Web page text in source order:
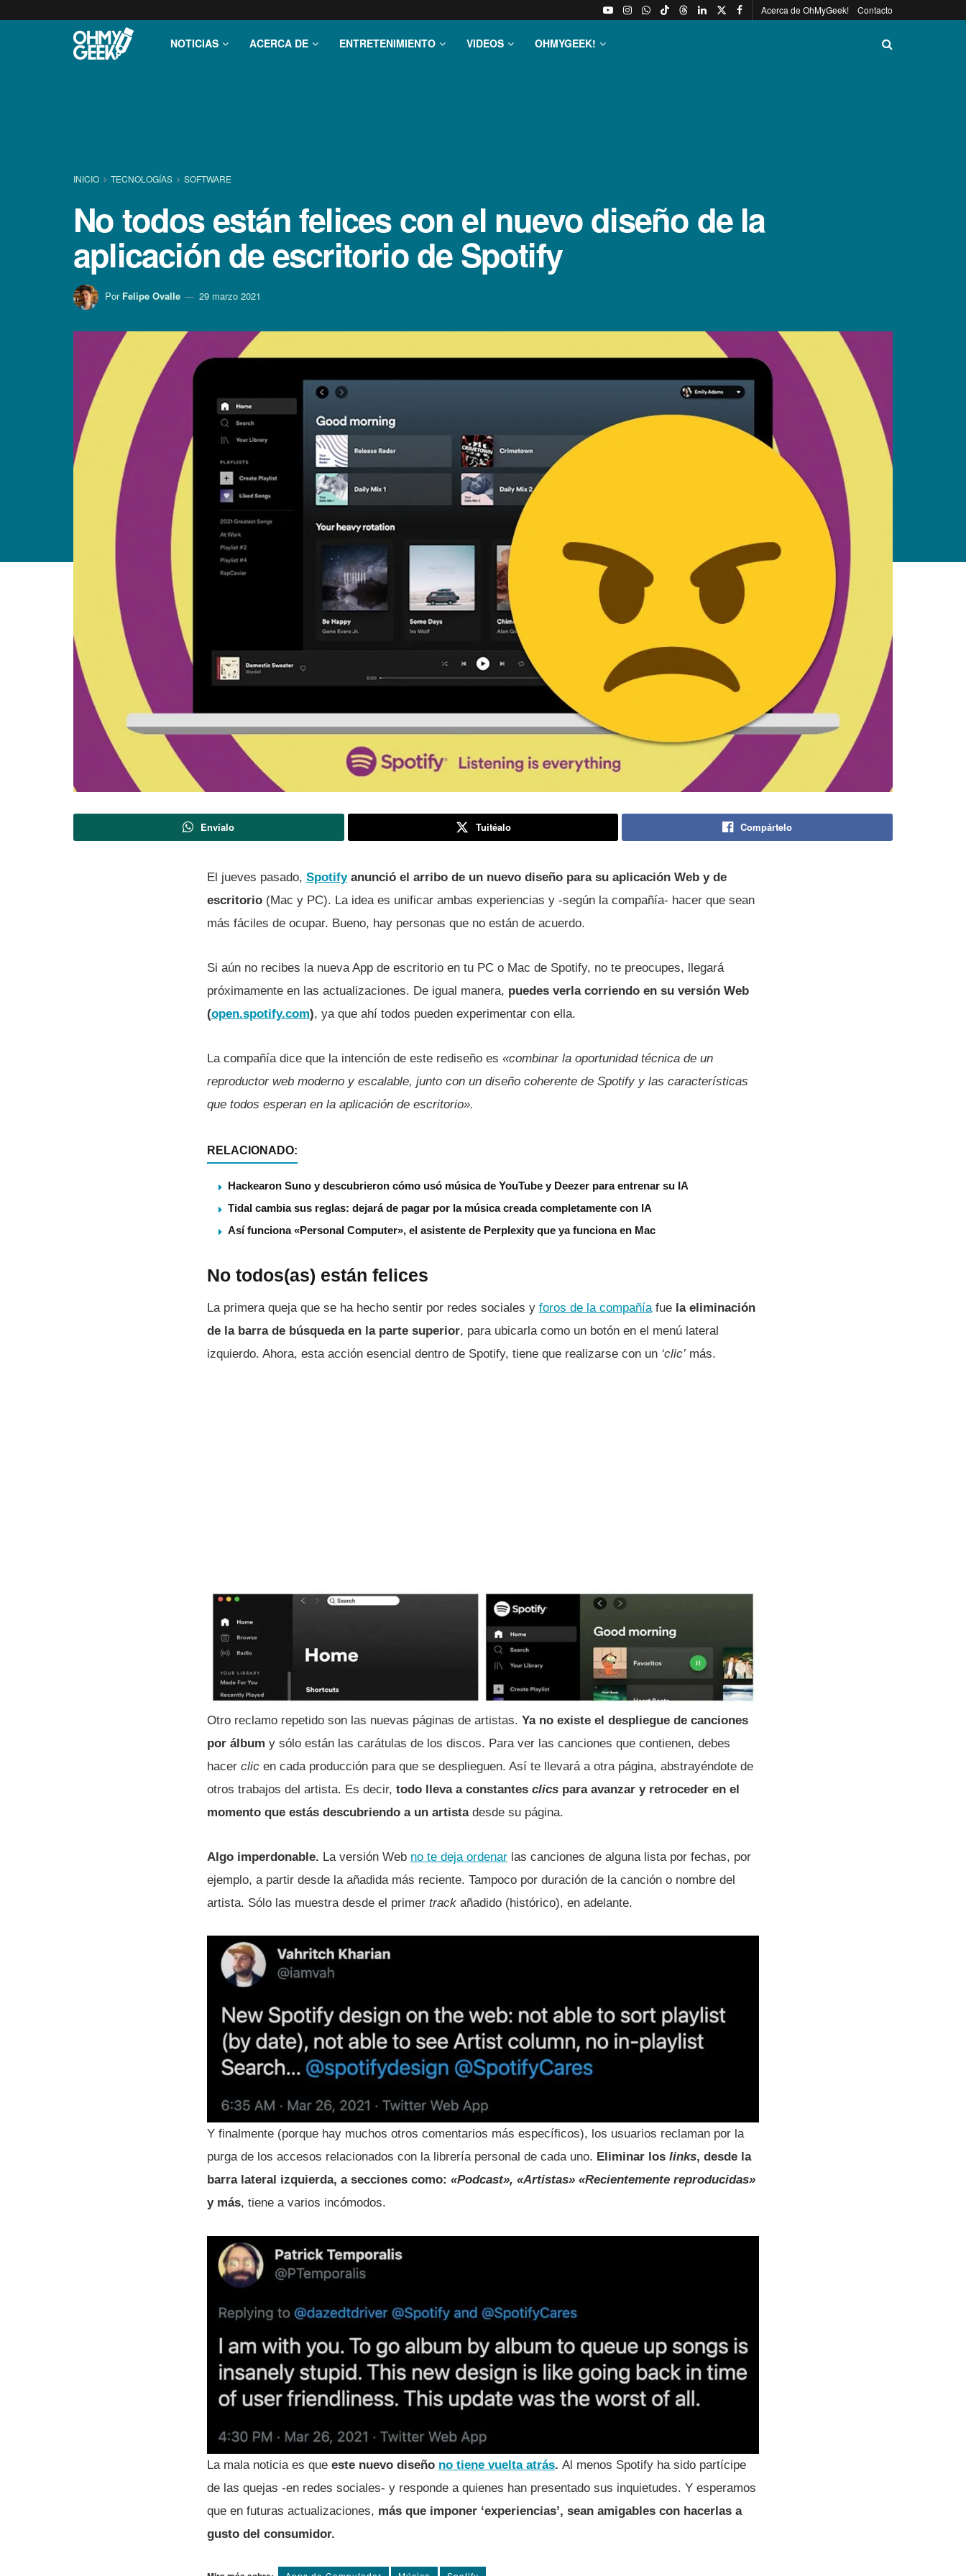
Acerca de OhMyGeek! Contacto
NOTICIAS ACERCA DE ENTRETENIMIENTO VIDEOS OHMYGEEK!
INICIO TECNOLOGÍ­AS SOFTWARE
No todos están felices con el nuevo diseño de la
aplicación de escritorio de Spotify
Por Felipe Ovalle 29 marzo 2021
Envíalo Tuitéalo Compártelo
El jueves pasado, Spotifyanunció el arribo de un nuevo diseño para su aplicación Web y de
escritorio (Mac y PC). La idea es unificar ambas experiencias y -según la compañía- hacer que sean
más fáciles de ocupar. Bueno, hay personas que no están de acuerdo.
Si aún no recibes la nueva App de escritorio en tu PC o Mac de Spotify, no te preocupes, llegará
próximamente en las actualizaciones. De igual manera, puedes verla corriendo en su versión Web
(open.spotify.com), ya que ahí todos pueden experimentar con ella.
La compañía dice que la intención de este rediseño es «combinar la oportunidad técnica de un
reproductor web moderno y escalable, junto con un diseño coherente de Spotify y las características
que todos esperan en la aplicación de escritorio».
RELACIONADO:
Hackearon Suno y descubrieron cómo usó música de YouTube y Deezer para entrenar su IA
Tidal cambia sus reglas: dejará de pagar por la música creada completamente con IA
Así funciona «Personal Computer», el asistente de Perplexity que ya funciona en Mac
No todos(as) están felices
La primera queja que se ha hecho sentir por redes sociales y foros de la compañíafue la eliminación
de la barra de búsqueda en la parte superior, para ubicarla como un botón en el menú lateral
izquierdo. Ahora, esta acción esencial dentro de Spotify, tiene que realizarse con un ‘clic’ más.
Otro reclamo repetido son las nuevas páginas de artistas. Ya no existe el despliegue de canciones
por álbum y sólo están las carátulas de los discos. Para ver las canciones que contienen, debes
hacer clic en cada producción para que se desplieguen. Así te llevará a otra página, abstrayéndote de
otros trabajos del artista. Es decir, todo lleva a constantes clics para avanzar y retroceder en el
momento que estás descubriendo a un artistadesde su página.
Algo imperdonable. La versión Web no te deja ordenar las canciones de alguna lista por fechas, por
ejemplo, a partir desde la añadida más reciente. Tampoco por duración de la canción o nombre del
artista. Sólo las muestra desde el primer track añadido (histórico), en adelante.
Y finalmente (porque hay muchos otros comentarios más específicos), los usuarios reclaman por la
purga de los accesos relacionados con la librería personal de cada uno. Eliminar los links, desde la
barra lateral izquierda, a secciones como: «Podcast», «Artistas» «Recientemente reproducidas»
y más, tiene a varios incómodos.
La mala noticia es que este nuevo diseño no tiene vuelta atrás. Al menos Spotify ha sido partícipe
de las quejas -en redes sociales- y responde a quienes han presentado sus inquietudes. Y esperamos
que en futuras actualizaciones, más que imponer ‘experiencias’, sean amigables con hacerlas a
gusto del consumidor.